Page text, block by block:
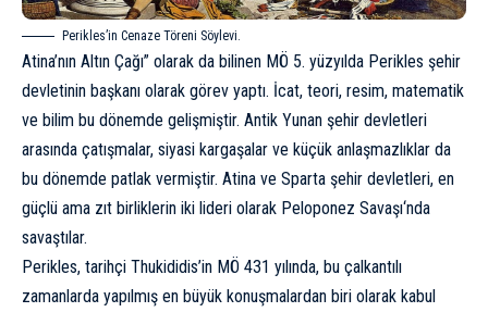
Perikles’in Cenaze Töreni Söylevi.
Atina’nın Altın Çağı” olarak da bilinen MÖ 5. yüzyılda Perikles şehir
devletinin başkanı olarak görev yaptı. İcat, teori, resim, matematik
ve bilim bu dönemde gelişmiştir. Antik Yunan şehir devletleri
arasında çatışmalar, siyasi kargaşalar ve küçük anlaşmazlıklar da
bu dönemde patlak vermiştir. Atina ve Sparta şehir devletleri, en
güçlü ama zıt birliklerin iki lideri olarak Peloponez Savaşı‘nda
savaştılar.
Perikles, tarihçi Thukididis’in MÖ 431 yılında, bu çalkantılı
zamanlarda yapılmış en büyük konuşmalardan biri olarak kabul